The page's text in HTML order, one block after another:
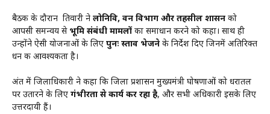
बैठक के दौरान तिवारी ने लोनिवि, वन विभाग और तहसील प्रशासन को
आपसी समन्वय से भूमि संबंधी मामलों का समाधान करने को कहा। साथ ही
उन्होंने ऐसी योजनाओं के लिए पुनः प्रस्ताव भेजने के निर्देश दिए जिनमें अतिरिक्त
धन की आवश्यकता है।
अंत में जिलाधिकारी ने कहा कि जिला प्रशासन मुख्यमंत्री घोषणाओं को धरातल
पर उतारने के लिए गंभीरता से कार्य कर रहा है, और सभी अधिकारी इसके लिए
उत्तरदायी हैं।